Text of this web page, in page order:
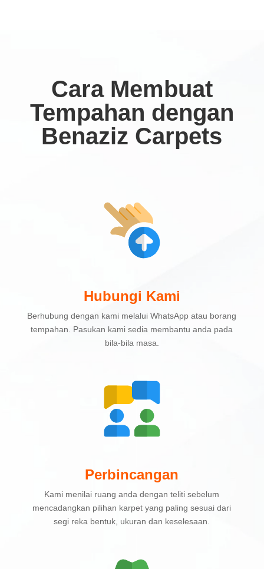
Cara Membuat
Tempahan dengan
Benaziz Carpets
Hubungi Kami
Berhubung dengan kami melalui WhatsApp atau borang
tempahan. Pasukan kami sedia membantu anda pada
bila-bila masa.
Perbincangan
Kami menilai ruang anda dengan teliti sebelum
mencadangkan pilihan karpet yang paling sesuai dari
segi reka bentuk, ukuran dan keselesaan.